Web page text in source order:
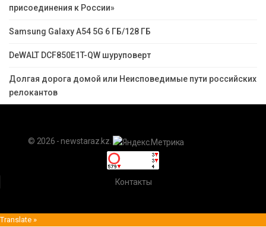
присоединения к России»
Samsung Galaxy A54 5G 6 ГБ/128 ГБ
DeWALT DCF850E1T-QW шуруповерт
Долгая дорога домой или Неисповедимые пути российских
релокантов
© 2026 - newstaraz.kz.
Контакты
Translate »